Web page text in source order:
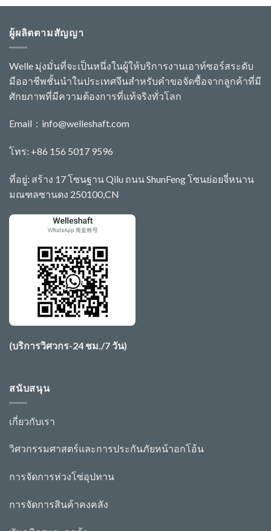
ผู้ผลิตตามสัญญา
Welle มุ่งมั่นที่จะเป็นหนึ่งในผู้ให้บริการงานเอาท์ซอร์สระดับ
มืออาชีพชั้นนำในประเทศจีนสำหรับคำขอจัดซื้อจากลูกค้าที่มี
ศักยภาพที่มีความต้องการที่แท้จริงทั่วโลก
Email： info@welleshaft.com
โทร: +86 156 5017 9596
ที่อยู่: สร้าง 17 โซนฐาน Qilu ถนน ShunFeng โซนย่อยจี่หนาน
มณฑลซานตง 250100,CN
(บริการวิศวกร-24 ชม./7 วัน)
สนับสนุน
เกี่ยวกับเรา
วิศวกรรมศาสตร์และการประกันภัยหน้าอกโอ้น
การจัดการห่วงโซ่อุปทาน
การจัดการสินค้าคงคลัง